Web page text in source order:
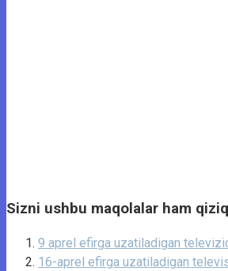
Sizni ushbu maqolalar ham
9 aprel efirga uzatiladigan
16-aprel efirga uzatiladigan